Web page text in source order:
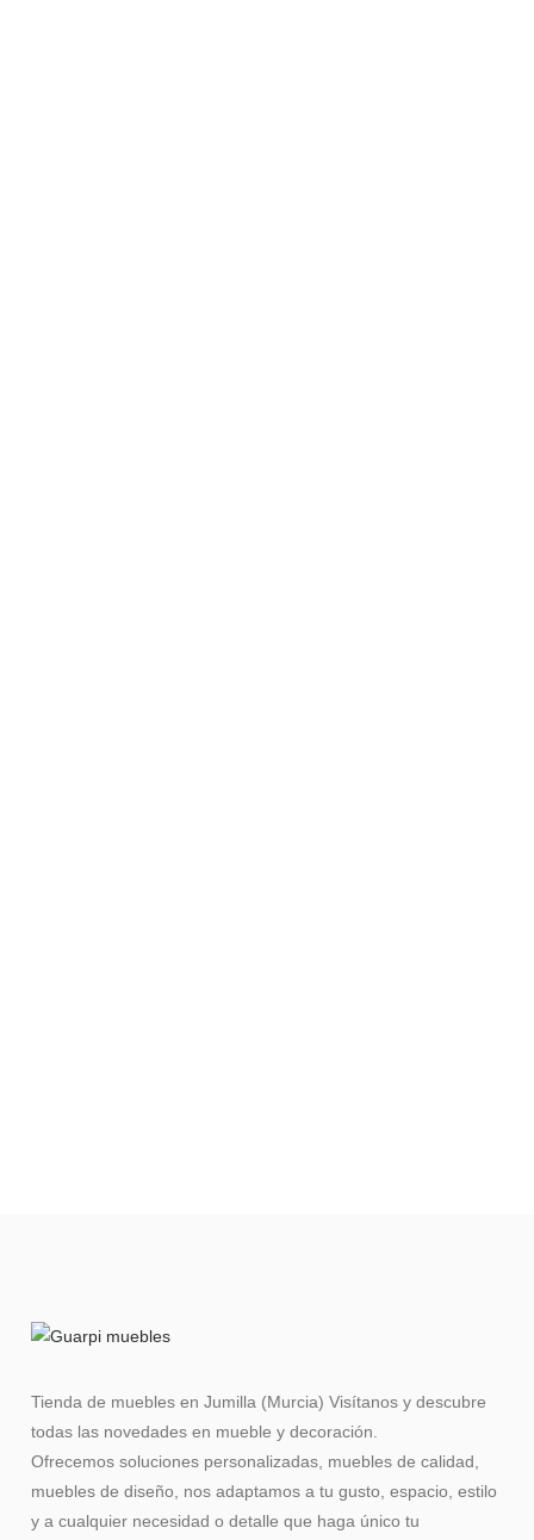
Tienda de muebles en Jumilla (Murcia) Visítanos y descubre
todas las novedades en mueble y decoración.
Ofrecemos soluciones personalizadas, muebles de calidad,
muebles de diseño, nos adaptamos a tu gusto, espacio, estilo
y a cualquier necesidad o detalle que haga único tu